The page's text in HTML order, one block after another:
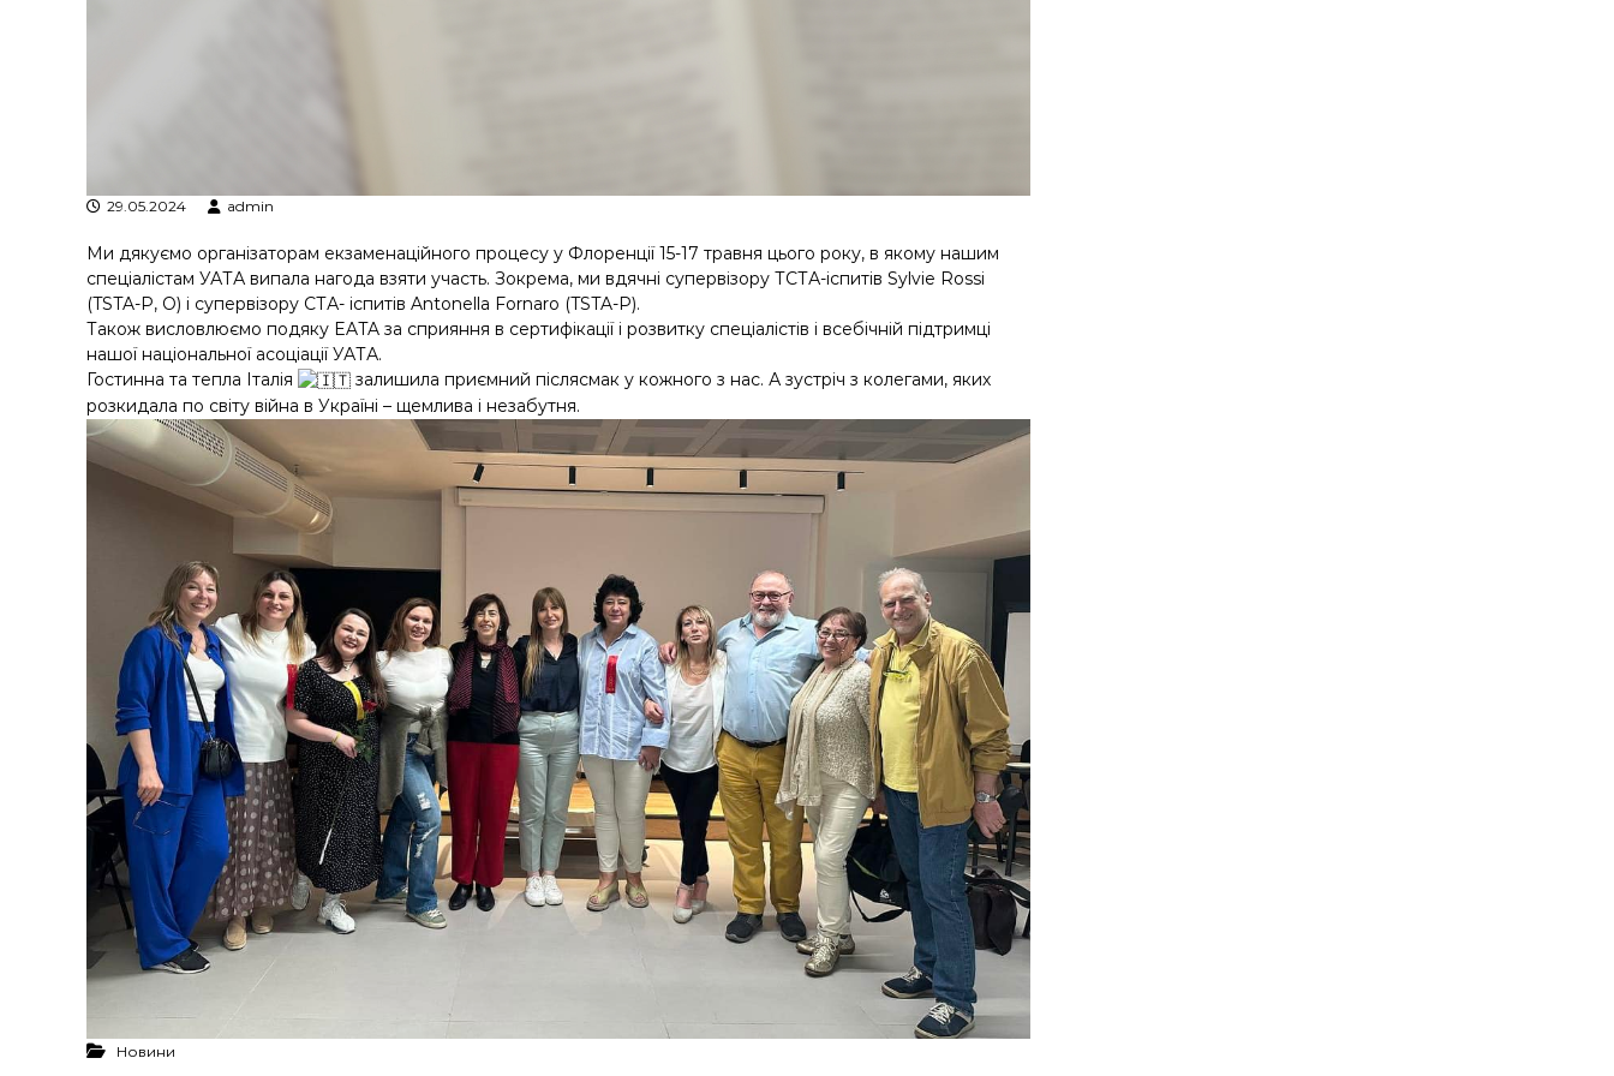
29.05.2024 admin
Ми дякуємо організаторам екзаменаційного процесу у Флоренції 15-17 травня цього року, в якому нашим
спеціалістам УАТА випала нагода взяти участь. Зокрема, ми вдячні супервізору ТСТА-іспитів Sylvie Rossi
(TSTA-P, O) і супервізору СТА- іспитів Antonella Fornaro (TSTA-P).
Також висловлюємо подяку EATA за сприяння в сертифікації і розвитку спеціалістів і всебічній підтримці
нашої національної асоціації УАТА.
Гостинна та тепла Італія
залишила приємний післясмак у кожного з нас. А зустріч з колегами, яких
розкидала по світу війна в Україні – щемлива і незабутня.
Новини